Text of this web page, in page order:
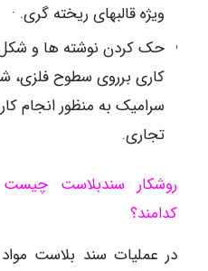
ویژه قالبهای ریخته گری. ·
حک کردن نوشته ها و
کاری برروی سطوح فلزی،
سرامیک به منظور انجام
تجاری.
روشکار سندبلاست
کدامند؟
در عملیات سند بلاست